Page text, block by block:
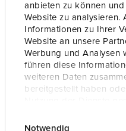
anbieten zu können
Website zu analysieren.
Informationen zu Ihrer
Website an unsere
Werbung und Analysen
führen diese
weiteren Daten
bereitgestellt haben
Notwendig
Gewicht
Certificeringen